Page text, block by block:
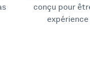
conçu pour